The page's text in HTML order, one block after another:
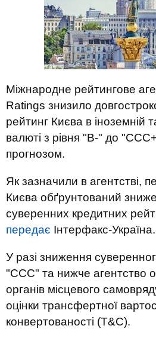
Міжнародне рейтингове
Ratings знизило
рейтинг Києва в іноземній
валюті з рівня "B-" до
прогнозом.
Як зазначили в агентстві,
Києва обґрунтований
суверенних кредитних
передає Інтерфакс-Україна.
У разі зниження
"CCC" та нижче агентство
органів місцевого
оцінки трансфертної
конвертованості (T&C).